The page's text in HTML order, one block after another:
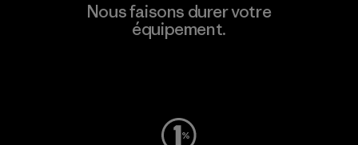
Nous faisons durer votre
équipement.